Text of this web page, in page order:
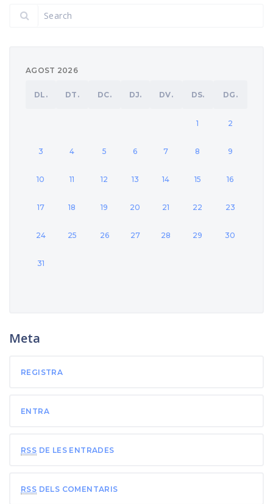
AGOST 2026
DL. DT. DC. DJ. DV. DS. DG.
1 2
3 4 5 6 7 8 9
10 11 12 13 14 15 16
17 18 19 20 21 22 23
24 25 26 27 28 29 30
31
Meta
REGISTRA
ENTRA
RSS DE LES ENTRADES
RSS DELS COMENTARIS